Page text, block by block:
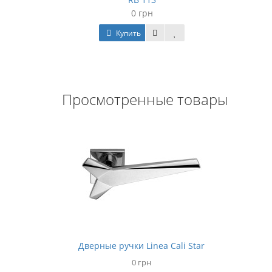
0 грн
Купить
Просмотренные товары
Дверные ручки Linea Cali Star
0 грн